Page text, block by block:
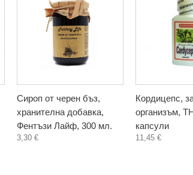
Сироп от черен бъз,
хранителна добавка,
Фентъзи Лайф, 300 мл.
3,30 €
Кордицепс,
организъм,
капсули
11,45 €